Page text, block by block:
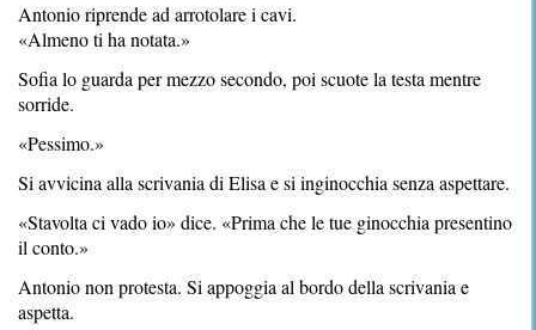
Antonio riprende ad arrotolare i cavi.
«Almeno ti ha notata.»
Sofia lo guarda per mezzo secondo, poi scuote la testa mentre
sorride.
«Pessimo.»
Si avvicina alla scrivania di Elisa e si inginocchia senza aspettare.
«Stavolta ci vado io» dice. «Prima che le tue ginocchia presentino
il conto.»
Antonio non protesta. Si appoggia al bordo della scrivania e
aspetta.